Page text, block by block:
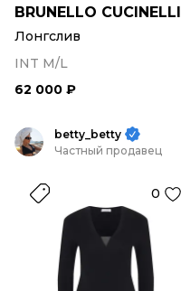
BRUNELLO CUCINELLI
Лонгслив
INT M/L
62 000 ₽
betty_betty
Частный продавец
0